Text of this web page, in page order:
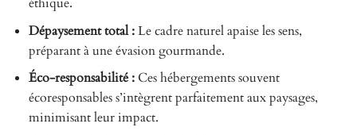
Dépaysement total :Le cadre naturel apaise les sens,
préparant à une évasion gourmande.
Éco-responsabilité :Ces hébergements souvent
écoresponsables s’intègrent parfaitement aux paysages,
minimisant leur impact.